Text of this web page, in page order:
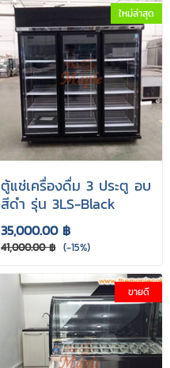
ใหม่ล่าสุด
ตู้แช่เครื่องดื่ม 3 ประตู อบ
สีดำ รุ่น 3LS-Black
35,000.00 ฿
41,000.00 ฿ (-15%)
ขายดี